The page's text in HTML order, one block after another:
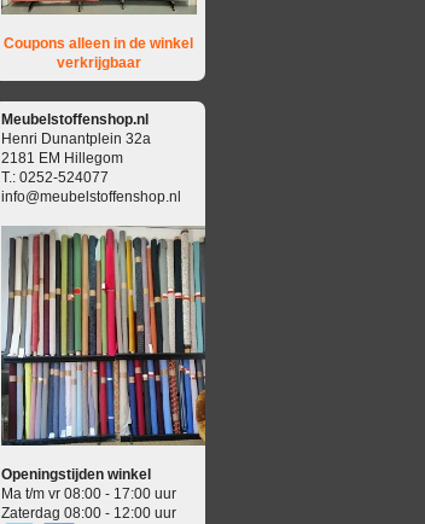
Coupons alleen in de winkel
verkrijgbaar
Meubelstoffenshop.nl
Henri Dunantplein 32a
2181 EM Hillegom
T.: 0252-524077
info@meubelstoffenshop.nl
Openingstijden winkel
Ma t/m vr 08:00 - 17:00 uur
Zaterdag 08:00 - 12:00 uur